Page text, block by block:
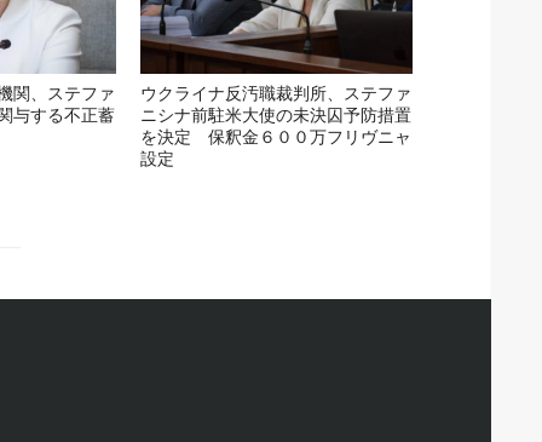
関、ステファ
与する不正蓄
ウクライナ反汚職裁判所、ステファ
ニシナ前駐米大使の未決囚予防措置
を決定 保釈金６００万フリヴニャ
設定